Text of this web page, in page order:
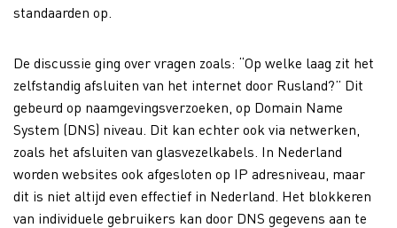
standaarden op.
De discussie ging over vragen zoals: “Op welke laag zit het
zelfstandig afsluiten van het internet door Rusland?” Dit
gebeurd op naamgevingsverzoeken, op Domain Name
System (DNS) niveau. Dit kan echter ook via netwerken,
zoals het afsluiten van glasvezelkabels. In Nederland
worden websites ook afgesloten op IP adresniveau, maar
dit is niet altijd even effectief in Nederland. Het blokkeren
van individuele gebruikers kan door DNS gegevens aan te